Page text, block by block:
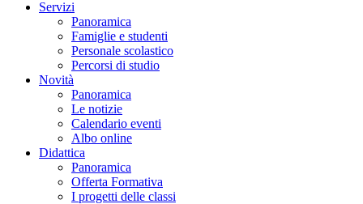
Servizi
Panoramica
Famiglie e studenti
Personale scolastico
Percorsi di studio
Novità
Panoramica
Le notizie
Calendario eventi
Albo online
Didattica
Panoramica
Offerta Formativa
I progetti delle classi